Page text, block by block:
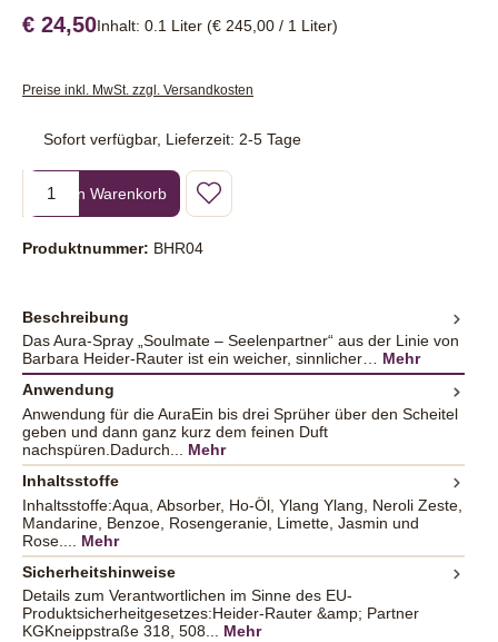
€ 24,50Inhalt: 0.1 Liter (€ 245,00 / 1 Liter)
Preise inkl. MwSt. zzgl. Versandkosten
Sofort verfügbar, Lieferzeit: 2-5 Tage
Produkt Anzahl: Gib den gewünschten Wert ein oder benutze die
In den Warenkorb
Produktnummer: BHR04
Beschreibung
Das Aura-Spray „Soulmate – Seelenpartner“ aus der Linie von
Barbara Heider-Rauter ist ein weicher, sinnlicher… Mehr
Anwendung
Anwendung für die AuraEin bis drei Sprüher über den Scheitel
geben und dann ganz kurz dem feinen Duft
nachspüren.Dadurch... Mehr
Inhaltsstoffe
Inhaltsstoffe:Aqua, Absorber, Ho-Öl, Ylang Ylang, Neroli Zeste,
Mandarine, Benzoe, Rosengeranie, Limette, Jasmin und
Rose.... Mehr
Sicherheitshinweise
Details zum Verantwortlichen im Sinne des EU-
Produktsicherheitgesetzes:Heider-Rauter &amp; Partner
KGKneippstraße 318, 508... Mehr